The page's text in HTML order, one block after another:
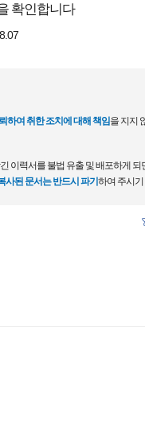
확인합니다
하여 취한 조치에 대해 책임을 지지
이력서를 불법 유출 및 배포하게 되
사된 문서는 반드시 파기하여 주시